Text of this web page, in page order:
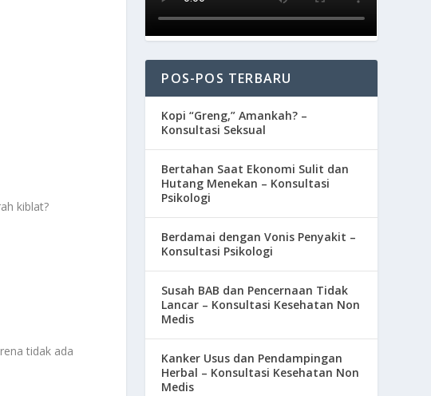
kiblat?
tidak ada
POS-POS TERBARU
Kopi “Greng,” Amankah? –
Konsultasi Seksual
Bertahan Saat Ekonomi Sulit dan
Hutang Menekan – Konsultasi
Psikologi
Berdamai dengan Vonis Penyakit –
Konsultasi Psikologi
Susah BAB dan Pencernaan Tidak
Lancar – Konsultasi Kesehatan Non
Medis
Kanker Usus dan Pendampingan
Herbal – Konsultasi Kesehatan Non
Medis